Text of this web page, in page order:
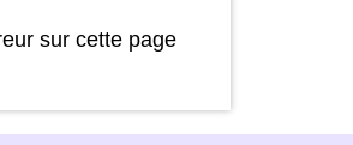
sur cette page